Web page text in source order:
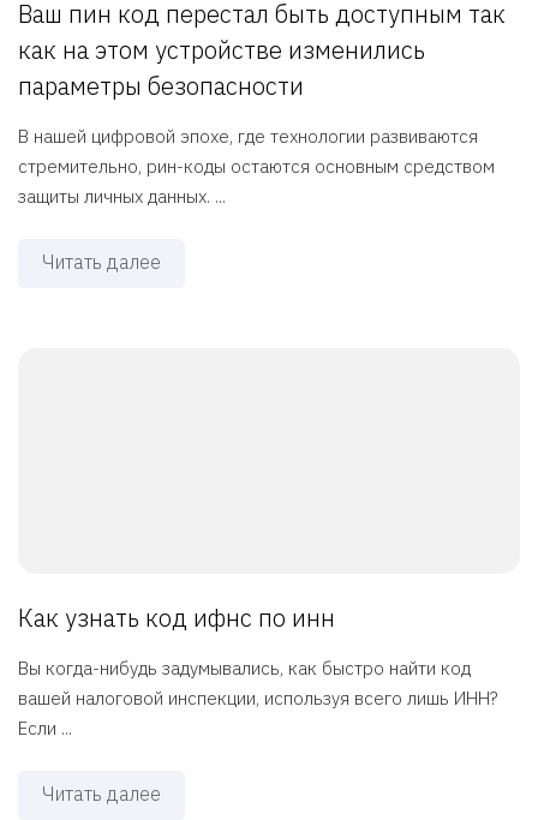
Ваш пин код перестал быть доступным так
как на этом устройстве изменились
параметры безопасности
В нашей цифровой эпохе, где технологии развиваются
стремительно, pин-коды остаются основным средством
защиты личных данных. ...
Читать далее
Как узнать код ифнс по инн
Вы когда-нибудь задумывались, как быстро найти код
вашей налоговой инспекции, используя всего лишь ИНН?
Если ...
Читать далее